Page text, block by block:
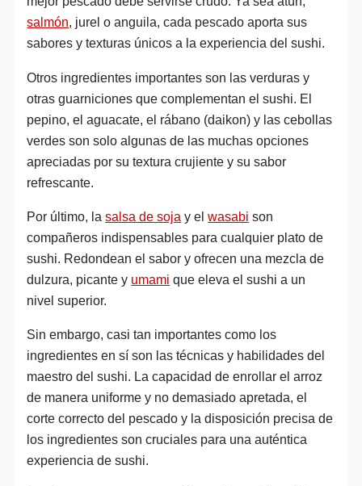
salmón, jurel o anguila, cada pescado aporta sus
sabores y texturas únicos a la experiencia del sushi.
Otros ingredientes importantes son las verduras y
otras guarniciones que complementan el sushi. El
pepino, el aguacate, el rábano (daikon) y las cebollas
verdes son solo algunas de las muchas opciones
apreciadas por su textura crujiente y su sabor
refrescante.
Por último, lasalsa de soja y elwasabi son
compañeros indispensables para cualquier plato de
sushi. Redondean el sabor y ofrecen una mezcla de
dulzura, picante y umami que eleva el sushi a un
nivel superior.
Sin embargo, casi tan importantes como los
ingredientes en sí son las técnicas y habilidades del
maestro del sushi. La capacidad de enrollar el arroz
de manera uniforme y no demasiado apretada, el
corte correcto del pescado y la disposición precisa de
los ingredientes son cruciales para una auténtica
experiencia de sushi.